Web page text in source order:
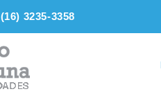
(16) 3235-3358